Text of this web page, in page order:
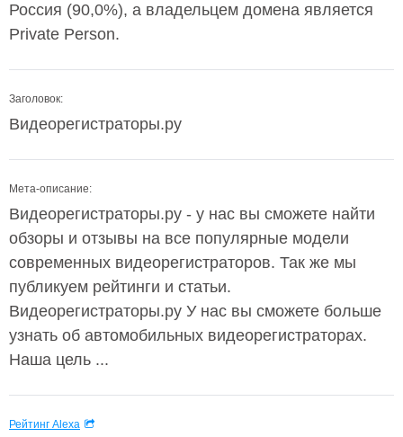
Россия (90,0%), а владельцем домена является
Private Person.
Заголовок:
Видеорегистраторы.ру
Мета-описание:
Видеорегистраторы.ру - у нас вы сможете найти
обзоры и отзывы на все популярные модели
современных видеорегистраторов. Так же мы
публикуем рейтинги и статьи.
Видеорегистраторы.ру У нас вы сможете больше
узнать об автомобильных видеорегистраторах.
Наша цель ...
Рейтинг Alexa